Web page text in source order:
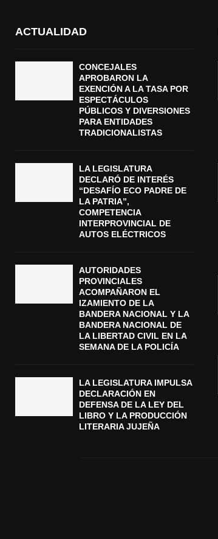
ACTUALIDAD
CONCEJALES
APROBARON LA
EXENCIÓN A LA TASA POR
ESPECTÁCULOS
PÚBLICOS Y DIVERSIONES
PARA ENTIDADES
TRADICIONALISTAS
LA LEGISLATURA
DECLARÓ DE INTERÉS
“DESAFÍO ECO PADRE DE
LA PATRIA”,
COMPETENCIA
INTERPROVINCIAL DE
AUTOS ELÉCTRICOS
AUTORIDADES
PROVINCIALES
ACOMPAÑARON EL
IZAMIENTO DE LA
BANDERA NACIONAL Y LA
BANDERA NACIONAL DE
LA LIBERTAD CIVIL EN LA
SEMANA DE LA POLICÍA
LA LEGISLATURA IMPULSA
DECLARACIÓN EN
DEFENSA DE LA LEY DEL
LIBRO Y LA PRODUCCIÓN
LITERARIA JUJEÑA